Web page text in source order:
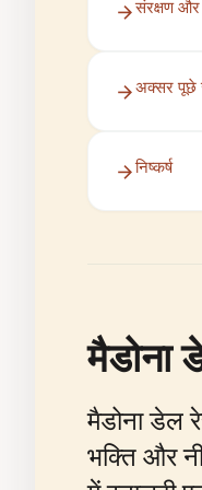
संरक्षण और
अक्सर पूछे
निष्कर्ष
मैडोना
मैडोना डेल
भक्ति और